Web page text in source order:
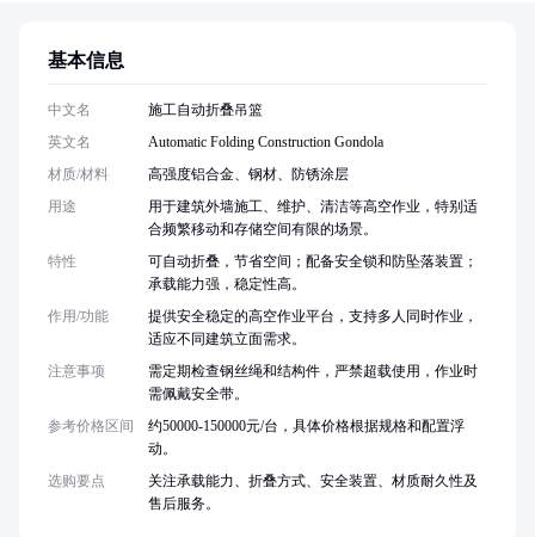
基本信息
中文名
施工自动折叠吊篮
英文名
Automatic Folding Construction Gondola
材质/材料
高强度铝合金、钢材、防锈涂层
用途
用于建筑外墙施工、维护、清洁等高空作业，特别适
合频繁移动和存储空间有限的场景。
特性
可自动折叠，节省空间；配备安全锁和防坠落装置；
承载能力强，稳定性高。
作用/功能
提供安全稳定的高空作业平台，支持多人同时作业，
适应不同建筑立面需求。
注意事项
需定期检查钢丝绳和结构件，严禁超载使用，作业时
需佩戴安全带。
参考价格区间
约50000-150000元/台，具体价格根据规格和配置浮
动。
选购要点
关注承载能力、折叠方式、安全装置、材质耐久性及
售后服务。